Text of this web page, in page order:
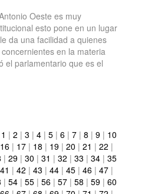
Oeste es muy
esto pone en un lugar
da una facilidad a quienes
en la materia
el parlamentario que es el
1 | 2 | 3 | 4 | 5 | 6 | 7 | 8 | 9 | 10
16 | 17 | 18 | 19 | 20 | 21 | 22 |
| 29 | 30 | 31 | 32 | 33 | 34 | 35
41 | 42 | 43 | 44 | 45 | 46 | 47 |
| 54 | 55 | 56 | 57 | 58 | 59 | 60